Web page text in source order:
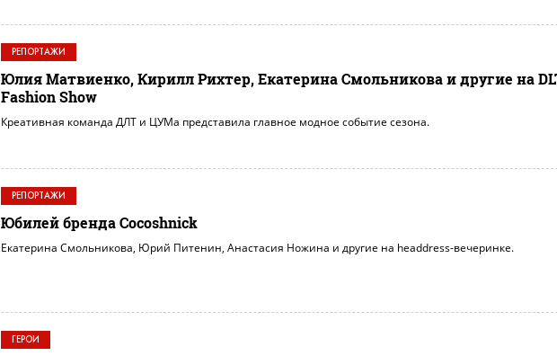
РЕПОРТАЖИ
Юлия Матвиенко, Кирилл Рихтер, Екатерина Смольникова и другие на
Fashion Show
Креативная команда ДЛТ и ЦУМа представила главное модное событие сезона.
РЕПОРТАЖИ
Юбилей бренда Cocoshnick
Екатерина Смольникова, Юрий Питенин, Анастасия Ножина и другие на headdress-вечеринке.
ГЕРОИ